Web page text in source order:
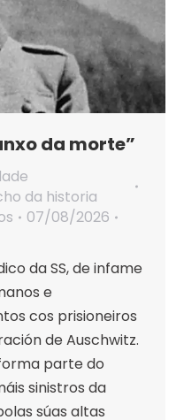
da morte”
da historia
07/08/2026
da SS, de infame
e
cos prisioneiros
de Auschwitz.
parte do
sinistros da
súas altas